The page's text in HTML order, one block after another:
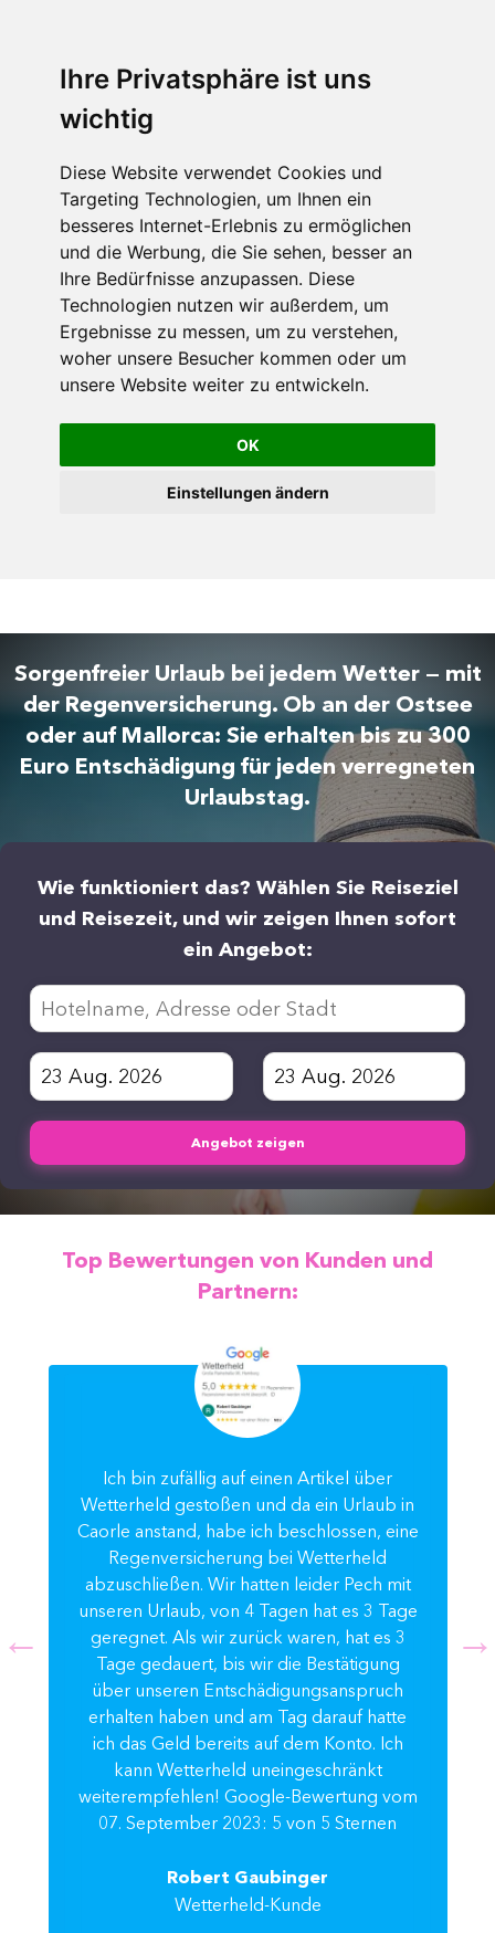
Ihre Privatsphäre ist uns
wichtig
Diese Website verwendet Cookies und
Targeting Technologien, um Ihnen ein
besseres Internet-Erlebnis zu ermöglichen
und die Werbung, die Sie sehen, besser an
Ihre Bedürfnisse anzupassen. Diese
Technologien nutzen wir außerdem, um
Ergebnisse zu messen, um zu verstehen,
woher unsere Besucher kommen oder um
unsere Website weiter zu entwickeln.
OK
Einstellungen ändern
Sorgenfreier Urlaub bei jedem Wetter — mit
der Regenversicherung. Ob an der Ostsee
oder auf Mallorca: Sie erhalten bis zu 300
Euro Entschädigung für jeden verregneten
Urlaubstag.
Wie funktioniert das? Wählen Sie Reiseziel
und Reisezeit, und wir zeigen Ihnen sofort
ein Angebot:
Angebot zeigen
Top Bewertungen von Kunden und
Partnern:
Ich bin zufällig auf einen Artikel über
Wetterheld gestoßen und da ein Urlaub in
Caorle anstand, habe ich beschlossen, eine
Regenversicherung bei Wetterheld
abzuschließen. Wir hatten leider Pech mit
unseren Urlaub, von 4 Tagen hat es 3 Tage
geregnet. Als wir zurück waren, hat es 3
Tage gedauert, bis wir die Bestätigung
über unseren Entschädigungsanspruch
erhalten haben und am Tag darauf hatte
ich das Geld bereits auf dem Konto. Ich
kann Wetterheld uneingeschränkt
weiterempfehlen! Google-Bewertung vom
07. September 2023: 5 von 5 Sternen
Robert Gaubinger
Wetterheld-Kunde